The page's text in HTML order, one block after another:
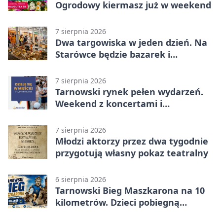
Ogrodowy kiermasz już w weekend
7 sierpnia 2026
Dwa targowiska w jeden dzień. Na
Starówce będzie bazarek i
7 sierpnia 2026
Tarnowski rynek pełen wydarzeń.
Weekend z koncertami i
7 sierpnia 2026
Młodzi aktorzy przez dwa tygodnie
przygotują własny pokaz teatralny
6 sierpnia 2026
Tarnowski Bieg Maszkarona na 10
kilometrów. Dzieci pobiegną